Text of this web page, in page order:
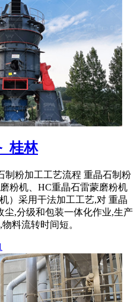
桂林
制粉加工工艺流程 重晶石制粉
粉机、HC重晶石雷蒙磨粉机
）采用干法加工工艺,对 重晶
尘,分级和包装一体化作业,生产
料流转时间短。